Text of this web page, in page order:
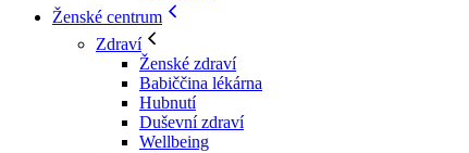
Ženské centrum
Zdraví
Ženské zdraví
Babiččina lékárna
Hubnutí
Duševní zdraví
Wellbeing